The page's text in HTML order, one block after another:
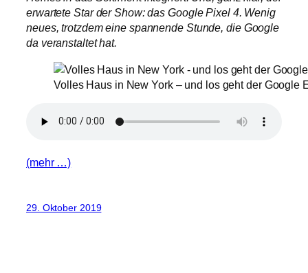
erwartete Star der Show: das Google Pixel 4. Wenig
neues, trotzdem eine spannende Stunde, die Google
da veranstaltet hat.
Volles Haus in New York – und los geht der Google
(mehr …)
29. Oktober 2019